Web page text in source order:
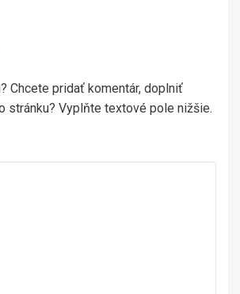
Chcete pridať komentár, doplniť
stránku? Vyplňte textové pole nižšie.